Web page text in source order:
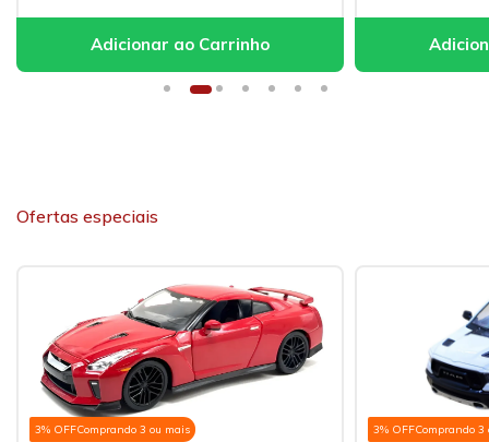
Ofertas especiais
3% OFFComprando 3 ou mais 3% OFFComprando 3